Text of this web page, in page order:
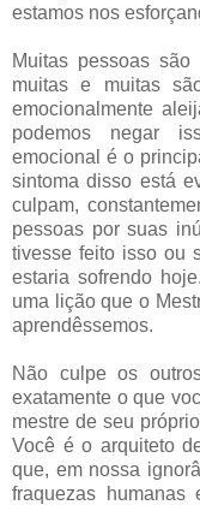
estamos nos
Muitas pessoas são
muitas e muitas
emocionalmente
podemos negar
emocional é o
sintoma disso está
culpam,
pessoas por suas
tivesse feito isso ou
estaria sofrendo
uma lição que o
aprendêssemos.
Não culpe os
exatamente o que
mestre de seu
Você é o arquiteto
que, em nossa
fraquezas humanas